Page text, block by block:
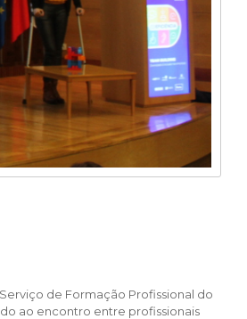
de Formação Profissional do
ao encontro entre profissionais